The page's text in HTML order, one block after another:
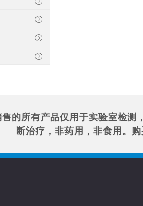
的所有产品仅用于实验室检测
断治疗，非药用，非食用。